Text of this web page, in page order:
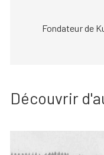
Fondateur de
Découvrir